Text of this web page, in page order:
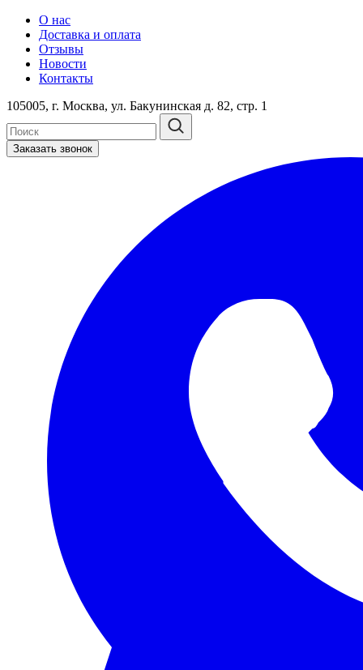
О нас
Доставка и оплата
Отзывы
Новости
Контакты
105005, г. Москва, ул. Бакунинская д. 82, стр. 1
Заказать звонок